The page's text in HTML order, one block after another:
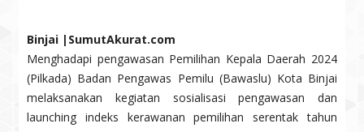
Binjai |SumutAkurat.com
Menghadapi pengawasan Pemilihan Kepala Daerah 2024
(Pilkada) Badan Pengawas Pemilu (Bawaslu) Kota Binjai
melaksanakan kegiatan sosialisasi pengawasan dan
launching indeks kerawanan pemilihan serentak tahun